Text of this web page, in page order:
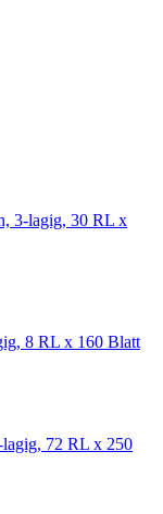
3-lagig, 30 RL x
8 RL x 160 Blatt
72 RL x 250